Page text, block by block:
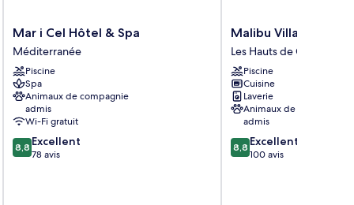
Mar
i
Cel
Hôtel
&
Spa
Méditerranée
Mar i Cel Hôtel & Spa
Méditerranée
Piscine
Spa
Animaux de compagnie
admis
Wi-Fi gratuit
8.8
sur
8,8 Excellent
78 avis
Malibu
Village
Les
Hauts
de
Canet
Malibu Village
Les Hauts de Canet
Piscine
Cuisine
Laverie
Animaux de compagnie
admis
8.8
sur
8,8 Excellent
100 avis